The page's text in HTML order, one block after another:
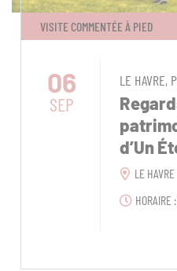
VISITE COMMENTÉE À PIED
06
SEP
LE HAVRE,
d’Un
LE HAVRE
HORAIRE